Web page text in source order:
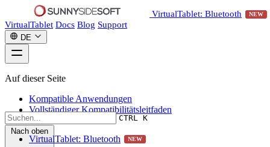
VirtualTablet: Bluetooth NEW
VirtualTablet Docs Blog Support
DE
CTRL K
VirtualTablet: Bluetooth NEW
Auf dieser Seite
Kompatible Anwendungen
Vollständiger Kompatibilitätsleitfaden
Nach oben